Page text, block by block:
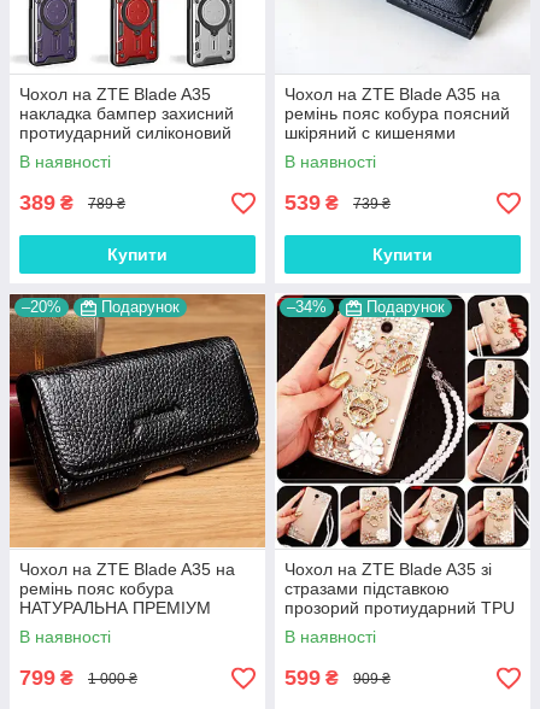
Чохол на ZTE Blade A35
накладка бампер захисний
протиударний силіконовий
TPU "SPACE-CASE"
В наявності
389 ₴ 789 ₴
Купити
Чохол на ZTE Blade A35 на
ремінь пояс кобура поясний
шкіряний c кишенями
"RAMOS"
В наявності
539 ₴ 739 ₴
Купити
–20% Подарунок
Чохол на ZTE Blade A35 на
ремінь пояс кобура
НАТУРАЛЬНА ПРЕМІУМ
ШКІРА "FLOTAR"
В наявності
799 ₴ 1 000 ₴
–34% Подарунок
Чохол на ZTE Blade A35 зі
стразами підставкою
прозорий протиударний TPU
"ROYALER"
В наявності
599 ₴ 909 ₴